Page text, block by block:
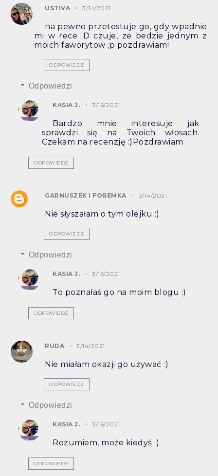
USTIVA 3/14/2021
na pewno przetestuje go, gdy wpadnie
mi w rece :D czuje, ze bedzie jednym z
moich faworytow ;p pozdrawiam!
ODPOWIEDZ
Odpowiedzi
KASIA J. 3/16/2021
Bardzo mnie interesuje jak
sprawdzi się na Twoich włosach.
Czekam na recenzję :)Pozdrawiam
ODPOWIEDZ
GARNUSZEK I FOREMKA 3/14/2021
Nie słyszałam o tym olejku :)
ODPOWIEDZ
Odpowiedzi
KASIA J. 3/16/2021
To poznałaś go na moim blogu :)
ODPOWIEDZ
RUDA 3/14/2021
Nie miałam okazji go używać :)
ODPOWIEDZ
Odpowiedzi
KASIA J. 3/16/2021
Rozumiem, może kiedyś :)
ODPOWIEDZ